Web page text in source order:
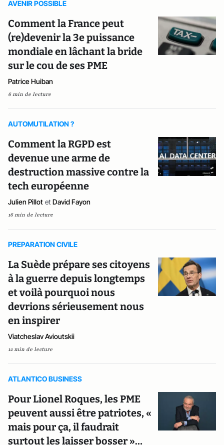
AVENIR POSSIBLE
Comment la France peut
(re)devenir la 3e puissance
mondiale en lâchant la bride
sur le cou de ses PME
Patrice Huiban
6 min de lecture
AUTOMUTILATION ?
Comment la RGPD est
devenue une arme de
destruction massive contre la
tech européenne
Julien Pillot et David Fayon
16 min de lecture
PREPARATION CIVILE
La Suède prépare ses citoyens
à la guerre depuis longtemps
et voilà pourquoi nous
devrions sérieusement nous
en inspirer
Viatcheslav Avioutskii
12 min de lecture
ATLANTICO BUSINESS
Pour Lionel Roques, les PME
peuvent aussi être patriotes, «
mais pour ça, il faudrait
surtout les laisser bosser »…